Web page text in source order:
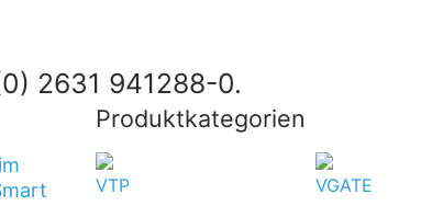
2631 941288-0.
Produktkategorien